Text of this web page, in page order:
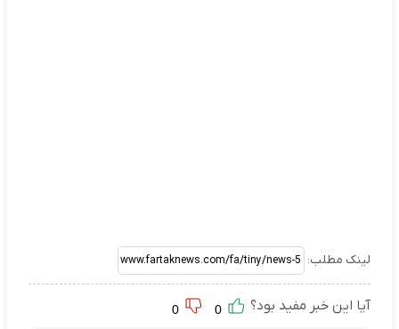
لینک مطلب:
آیا این خبر مفید بود؟